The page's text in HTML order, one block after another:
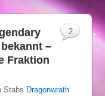
–
Fraktion
Stabs Dragonwrath
2